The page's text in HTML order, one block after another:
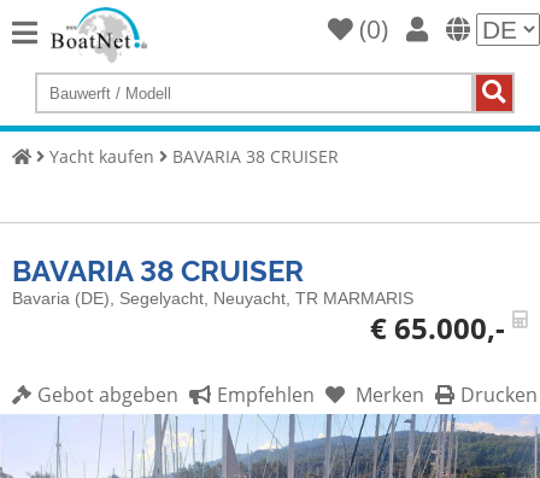
Home
Yacht
Gewerbliche
Verkäufer
Auktionen
Yachtmakler
(0)
Yacht kaufen BAVARIA 38 CRUISER
BAVARIA 38 CRUISER
Bavaria (DE), Segelyacht, Neuyacht, TR MARMARIS
€ 65.000,-
Gebot abgeben Empfehlen Merken Drucken